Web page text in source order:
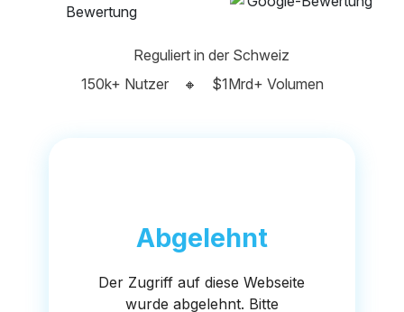
Reguliert in der Schweiz
150k+ Nutzer
🔸 $1Mrd+ Volumen